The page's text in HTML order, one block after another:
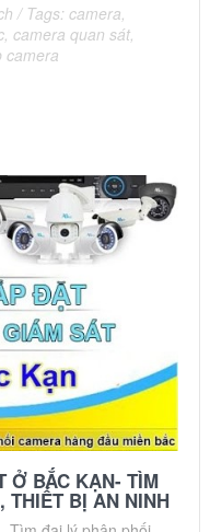
/ Tags: camera
camera quan sát
camera
Ở BẮC KẠN- TÌM
THIẾT BỊ AN NINH